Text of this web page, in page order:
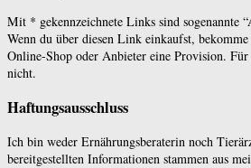
Mit * gekennzeichnete Links sind sogenannte
Wenn du über diesen Link einkaufst,
Online-Shop oder Anbieter eine Provision.
nicht.
Haftungsausschluss
Ich bin weder Ernährungsberaterin noch
bereitgestellten Informationen stammen aus